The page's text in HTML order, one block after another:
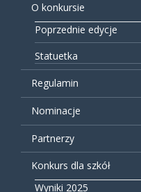
O konkursie
Poprzednie edycje
Statuetka
Regulamin
Nominacje
Partnerzy
Konkurs dla szkół
Wyniki 2025